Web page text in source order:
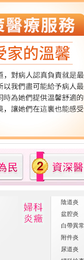
陰道炎
盆腔炎
白帶異常
附件炎
尿道炎